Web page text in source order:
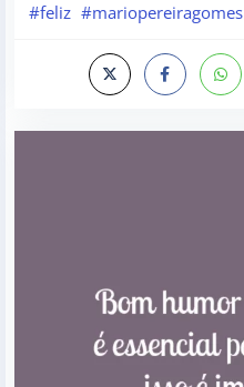
#feliz #mariopereiragomes